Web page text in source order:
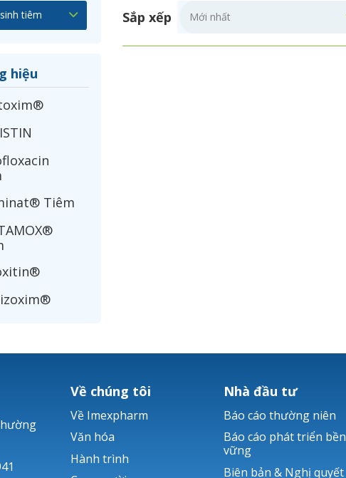
hiệu
Tiêm
Sắp xếp
Về chúng tôi
Về Imexpharm
Văn hóa
Hành trình
Nhà đầu tư
Báo cáo thường niên
Báo cáo phát triển bền
vững
Biên bản & Nghị quyết